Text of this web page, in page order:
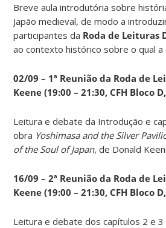
Breve aula introdutória sobre
Japão medieval, de modo a
participantes da Roda de Leituras
ao contexto histórico sobre o qual a
02/09 – 1ª Reunião da Roda de
Keene (19:00 – 21:30, CFH Bloco
Leitura e debate da Introdução e
obra Yoshimasa and the Silver
of the Soul of Japan, de Donald
16/09 – 2ª Reunião da Roda de
Keene (19:00 – 21:30, CFH Bloco
Leitura e debate dos capítulos 2 e 3